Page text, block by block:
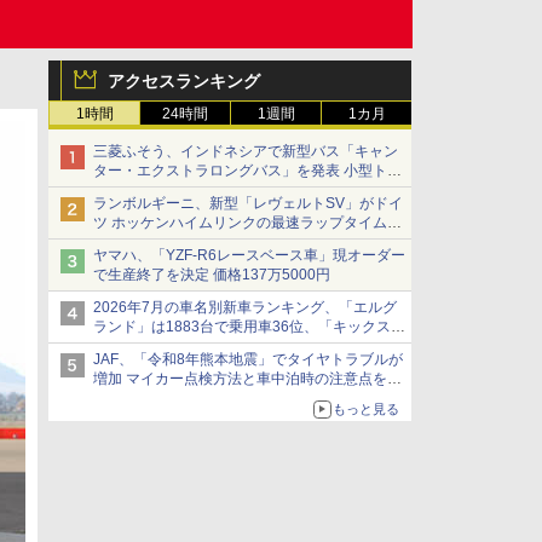
アクセスランキング
1時間 24時間 1週間 1カ月
三菱ふそう、インドネシアで新型バス「キャン
ター・エクストラロングバス」を発表 小型トラ
ックベースの観光・旅客輸送向けバス
ランボルギーニ、新型「レヴェルトSV」がドイ
ツ ホッケンハイムリンクの最速ラップタイムを
記録
ヤマハ、「YZF-R6レースベース車」現オーダー
で生産終了を決定 価格137万5000円
2026年7月の車名別新車ランキング、「エルグ
ランド」は1883台で乗用車36位、「キックス」
は2591台で27位に
JAF、「令和8年熊本地震」でタイヤトラブルが
増加 マイカー点検方法と車中泊時の注意点を呼
もっと見る